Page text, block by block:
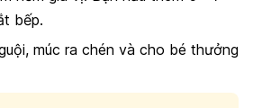
bếp.
múc ra chén và cho bé thưởng